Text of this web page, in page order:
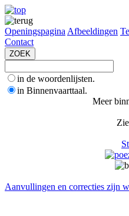
Openingspagina Afbeeldingen
Contact
in de woordenlijsten.
in Binnenvaarttaal.
Meer
Aanvullingen en correcties zijn